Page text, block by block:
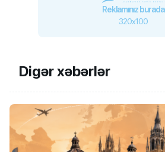
Reklamınız burada
320x100
Digər xəbərlər